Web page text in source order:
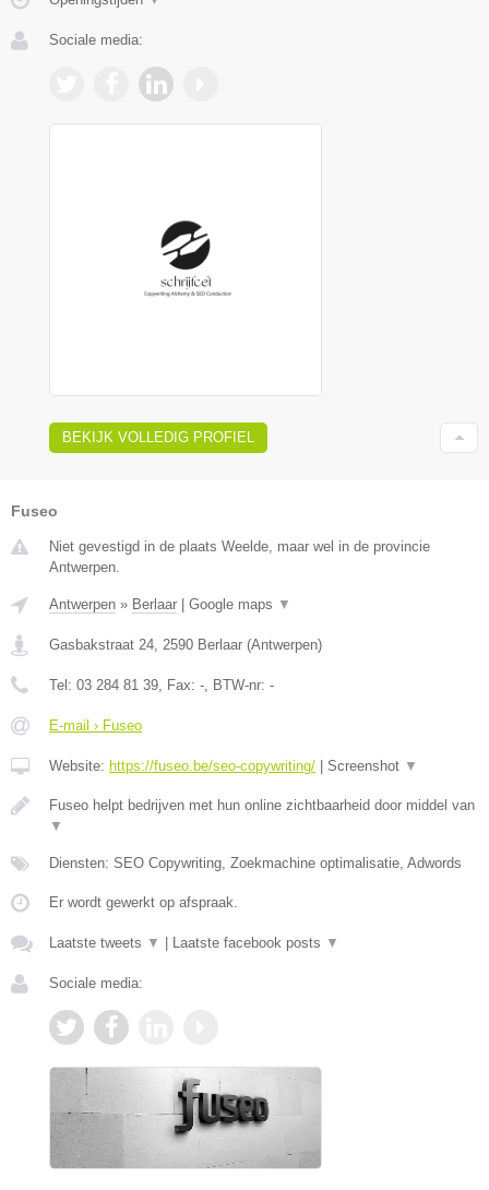
Sociale media:
BEKIJK VOLLEDIG PROFIEL
Fuseo
Niet gevestigd in de plaats Weelde, maar wel in de provincie
Antwerpen.
Antwerpen » Berlaar Google maps ▼
Gasbakstraat 24, 2590 Berlaar (Antwerpen)
Tel: 03 284 81 39, Fax: -, BTW-nr: -
E-mail › Fuseo
Website: https://fuseo.be/seo-copywriting/ Screenshot ▼
Fuseo helpt bedrijven met hun online zichtbaarheid door middel van
▼
Diensten: SEO Copywriting, Zoekmachine optimalisatie, Adwords
Er wordt gewerkt op afspraak.
Laatste tweets ▼ Laatste facebook posts ▼
Sociale media: